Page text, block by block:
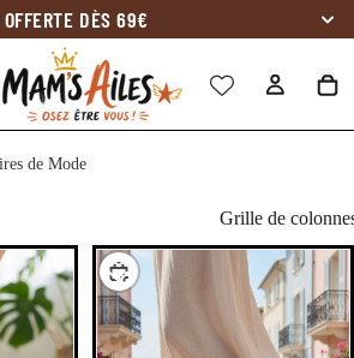
DÈS 69€
de Mode
Grille de
CHOISIR